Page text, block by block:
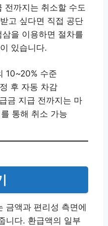
전까지는 취소할 수도
고 싶다면 직접 공단
을 이용하면 절차를
있습니다.
10~20% 수준
후 자동 차감
금 지급 전까지는 마
통해 취소 가능
금액과 편리성 측면에
니다. 환급액의 일부